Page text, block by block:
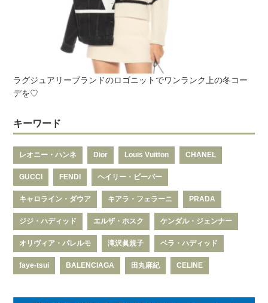
ラグジュアリーブランドのロゴニットでワンランク上の冬コー
デを♡
キーワード
レオニー・ハンネ Dior Louis Vuitton CHANEL
GUCCI FENDI ヘイリー・ビーバー
キャロライン・ダウア キアラ・フェラーニ PRADA
ジジ・ハディッド エルザ・ホスク ケンダル・ジェンナー
オリヴィア・パレルモ 滝沢眞規子 ベラ・ハディッド
faye-tsui BALENCIAGA 田丸麻紀 CELINE